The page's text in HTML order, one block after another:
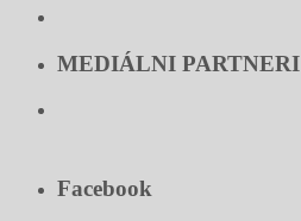
MEDIÁLNI PARTNERI
Facebook